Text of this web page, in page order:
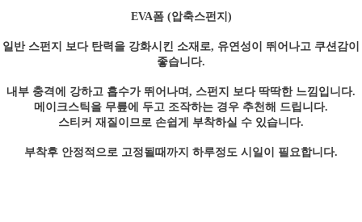
EVA폼 (압축스펀지)
일반 스펀지 보다 탄력을 강화시킨 소재로, 유연성이 뛰어나고 쿠션감이
좋습니다.
내부 충격에 강하고 흡수가 뛰어나며, 스펀지 보다 딱딱한 느낌입니다.
메이크스틱을 무릎에 두고 조작하는 경우 추천해 드립니다.
스티커 재질이므로 손쉽게 부착하실 수 있습니다.
부착후 안정적으로 고정될때까지 하루정도 시일이 필요합니다.